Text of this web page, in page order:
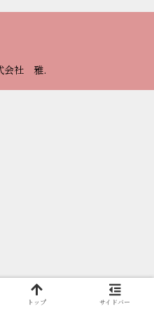
会社 雅.
トップ サイドバー